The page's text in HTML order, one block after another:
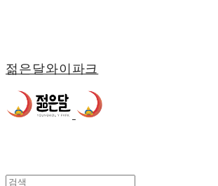
젊은달와이파크